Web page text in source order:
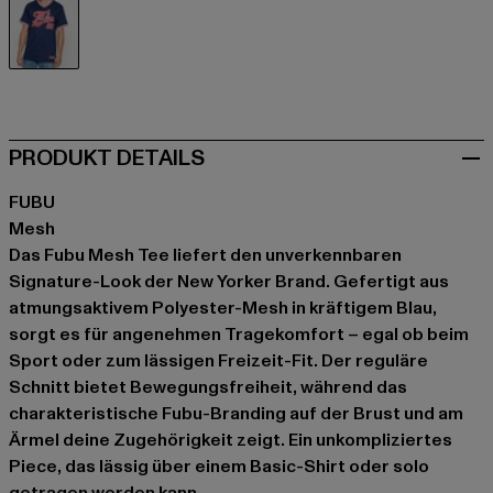
PRODUKT DETAILS
FUBU
Mesh
Das Fubu Mesh Tee liefert den unverkennbaren
Signature-Look der New Yorker Brand. Gefertigt aus
atmungsaktivem Polyester-Mesh in kräftigem Blau,
sorgt es für angenehmen Tragekomfort – egal ob beim
Sport oder zum lässigen Freizeit-Fit. Der reguläre
Schnitt bietet Bewegungsfreiheit, während das
charakteristische Fubu-Branding auf der Brust und am
Ärmel deine Zugehörigkeit zeigt. Ein unkompliziertes
Piece, das lässig über einem Basic-Shirt oder solo